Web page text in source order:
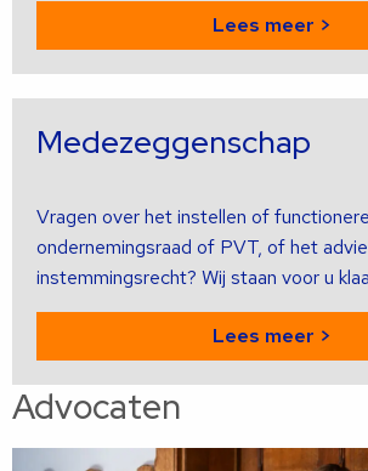
Lees meer >
Medezeggenschap
Vragen over het instellen of
ondernemingsraad of PVT, of het
instemmingsrecht? Wij staan voor u
Lees meer >
Advocaten